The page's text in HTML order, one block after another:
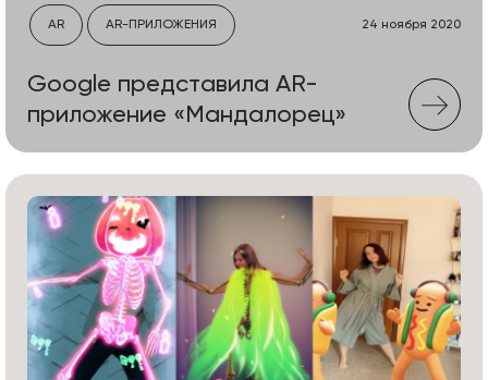
AR AR-ПРИЛОЖЕНИЯ 24 ноября 2020
Google представила AR-
приложение «Мандалорец»